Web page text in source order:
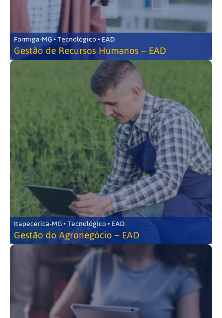
Formiga-MG • Tecnológico • EAD
Gestão de Recursos Humanos – EAD
Itapecerica-MG • Tecnológico • EAD
Gestão do Agronegócio – EAD